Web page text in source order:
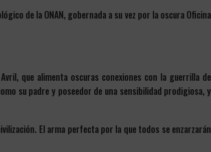
de la ONAN, gobernada a su vez por la oscura Oficina
que alimenta oscuras conexiones con la guerrilla de
su padre y poseedor de una sensibilidad prodigiosa, y
El arma perfecta por la que todos se enzarzarán